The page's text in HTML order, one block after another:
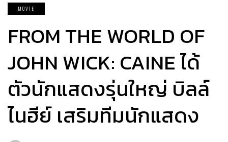
MOVIE
FROM THE WORLD OF
JOHN WICK: CAINE ได้
ตัวนักแสดงรุ่นใหญ่ บิลล์
ไนฮีย์ เสริมทีมนักแสดง